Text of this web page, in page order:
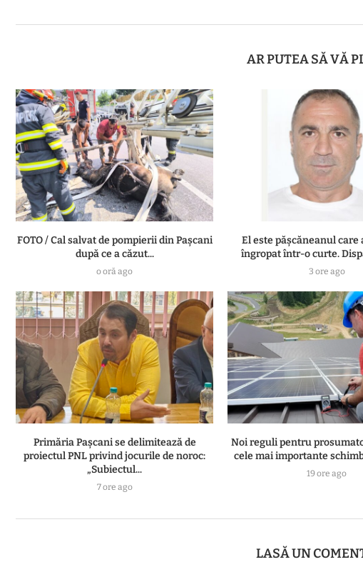
AR PUTEA SĂ VĂ
FOTO / Cal salvat de pompierii din Pașcani
după ce a căzut...
o oră ago
El este pășcăneanul care
îngropat într-o curte.
3 ore ago
Primăria Pașcani se delimitează de
proiectul PNL privind jocurile de noroc:
„Subiectul...
7 ore ago
Noi reguli pentru
cele mai importante
19 ore ago
LASĂ UN